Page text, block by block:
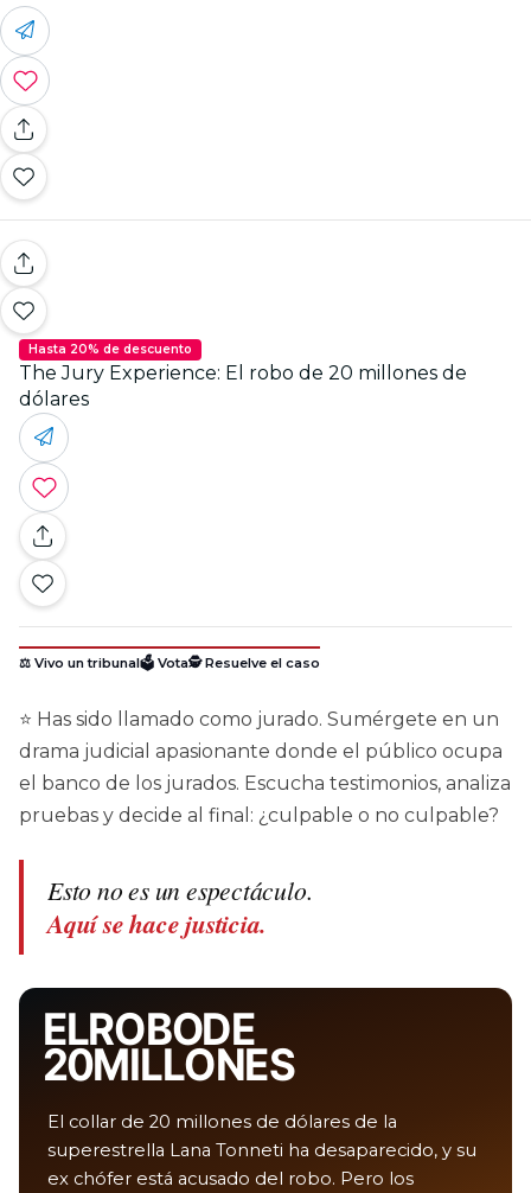
Hasta 20% de descuento
The Jury Experience: El robo de 20 millones de
dólares
⚖️ Vivo un tribunal🗳️ Vota🕵️ Resuelve el caso
⭐ Has sido llamado como jurado. Sumérgete en un
drama judicial apasionante donde el público ocupa
el banco de los jurados. Escucha testimonios, analiza
pruebas y decide al final: ¿culpable o no culpable?
Esto no es un espectáculo.
Aquí se hace justicia.
EL ROBO DE
20 MILLONES
El collar de 20 millones de dólares de la
superestrella Lana Tonneti ha desaparecido, y su
ex chófer está acusado del robo. Pero los